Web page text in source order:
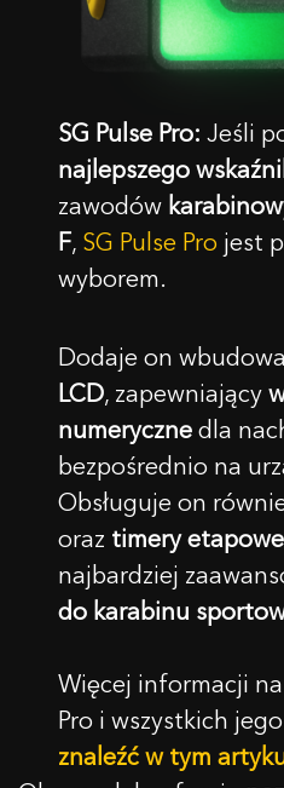
SG Pulse Pro: Jeśli
najlepszego
zawodów
F, SG Pulse Pro jest
wyborem.
Dodaje on
LCD, zapewniający
numeryczne dla
bezpośrednio na
Obsługuje on
oraz timery etapowe
najbardziej
do karabinu
Więcej informacji
Pro i wszystkich
znaleźć w tym